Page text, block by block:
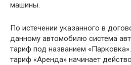
машины.
По истечении указанного в
данному автомобилю система
тариф под названием
тариф «Аренда» начинает